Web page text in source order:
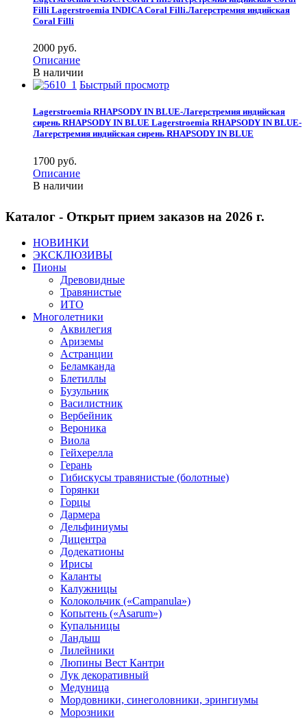
Filli Lagerstroemia INDICA Сoral Filli.Лагерстремия индийская
Сoral Filli
2000 pуб.
Описание
В наличии
Быстрый просмотр
Lagerstroemia RHAPSODY IN BLUE-Лагерстремия индийская
сирень RHAPSODY IN BLUE Lagerstroemia RHAPSODY IN BLUE-
Лагерстремия индийская сирень RHAPSODY IN BLUE
1700 pуб.
Описание
В наличии
Каталог - Открыт прием заказов на 2026 г.
НОВИНКИ
ЭКСКЛЮЗИВЫ
Пионы
Древовидные
Травянистые
ИТО
Многолетники
Аквилегия
Ариземы
Астранции
Беламканда
Блетиллы
Бузульник
Василистник
Вербейник
Вероника
Виола
Гейхерелла
Герань
Гибискусы травянистые (болотные)
Горянки
Горцы
Дармера
Дельфиниумы
Дицентра
Додекатионы
Ирисы
Каланты
Калужницы
Колокольчик («Campanula»)
Копытень («Asarum»)
Купальницы
Ландыш
Лилейники
Люпины Вест Кантри
Лук декоративный
Медуница
Мордовники, синеголовники, эрингиумы
Морозники